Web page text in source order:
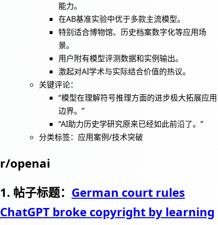
能力。
在AB基准实验中优于多款主流模型。
特别适合博物馆、历史档案数字化等应用场
景。
用户附有模型评测数据和实例输出。
激起对AI学术与实际结合价值的热议。
关键评论：
“模型在理解符号推理方面的进步极大拓展应用
边界。”
“AI助力历史学研究原来已经如此前沿了。”
分类标签：应用案例/技术突破
r/openai
1. 帖子标题： German court rules
ChatGPT broke copyright by learning